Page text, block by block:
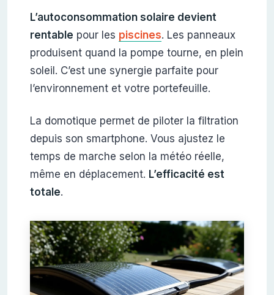
L’autoconsommation solaire devient
rentable pour les piscines. Les panneaux
produisent quand la pompe tourne, en plein
soleil. C’est une synergie parfaite pour
l’environnement et votre portefeuille.
La domotique permet de piloter la filtration
depuis son smartphone. Vous ajustez le
temps de marche selon la météo réelle,
même en déplacement. L’efficacité est
totale.